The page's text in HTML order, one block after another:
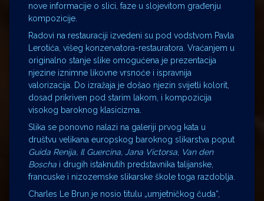
nove informacije o slici, faze u slojevitom građenju
kompozicije.
Radovi na restauraciji izvedeni su pod vodstvom Pavla
Lerotića, višeg konzervatora-restauratora. Vraćanjem u
originalno stanje slike omogućena je prezentacija
njezine iznimne likovne vrsnoće i ispravnija
valorizacija. Do izražaja je došao njezin svijetli kolorit,
dosad prikriven pod starim lakom, i kompozicija
visokog baroknog klasicizma.
Slika se ponovno nalazi na galeriji prvog kata u
društvu velikana europskog baroknog slikarstva poput
Guida Renija, Il Guercina, Jana Victorsa Van den
Boscha i drugih istaknutih predstavnika talijanske,
francuske i nizozemske slikarske škole toga razdoblja.
Charles Le Brun je nosio titulu „umjetničkog čuda“,